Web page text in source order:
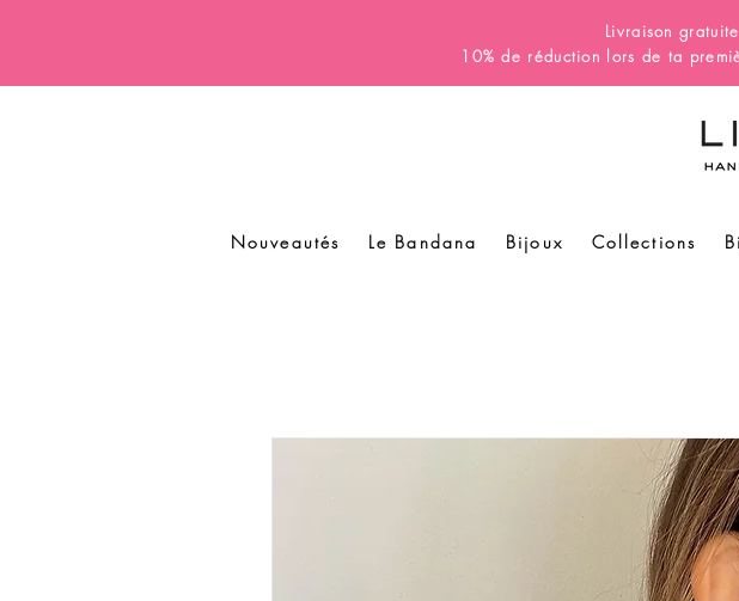
Livraison
10% de réduction lors de ta
Nouveautés Le Bandana Bijoux Collections